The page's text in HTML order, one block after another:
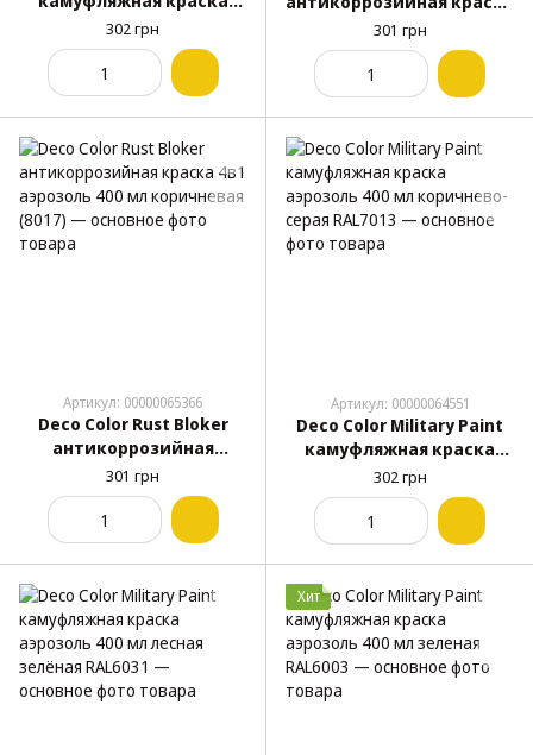
аэрозоль 400 мл буря в
пустыне RAL1019
302 грн
4в1 аэрозоль 400 мл
зелёная (6005)
301 грн
Артикул: 00000065366
Deco Color Rust Bloker
антикоррозийная
краска 4в1 аэрозоль 400
мл коричневая (8017)
301 грн
Артикул: 00000064551
Deco Color Military Paint
камуфляжная краска
аэрозоль 400 мл
коричнево-серая RAL7013
302 грн
Хит